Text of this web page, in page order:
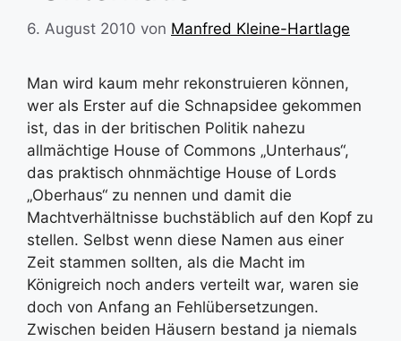
6. August 2010 von Manfred Kleine-Hartlage
Man wird kaum mehr rekonstruieren können,
wer als Erster auf die Schnapsidee gekommen
ist, das in der britischen Politik nahezu
allmächtige House of Commons „Unterhaus“,
das praktisch ohnmächtige House of Lords
„Oberhaus“ zu nennen und damit die
Machtverhältnisse buchstäblich auf den Kopf zu
stellen. Selbst wenn diese Namen aus einer
Zeit stammen sollten, als die Macht im
Königreich noch anders verteilt war, waren sie
doch von Anfang an Fehlübersetzungen.
Zwischen beiden Häusern bestand ja niemals